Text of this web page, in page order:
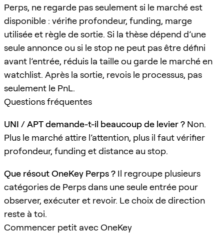
Perps, ne regarde pas seulement si le marché est
disponible : vérifie profondeur, funding, marge
utilisée et règle de sortie. Si la thèse dépend d’une
seule annonce ou si le stop ne peut pas être défini
avant l’entrée, réduis la taille ou garde le marché en
watchlist. Après la sortie, revois le processus, pas
seulement le PnL.
Questions fréquentes
UNI / APT demande-t-il beaucoup de levier ? Non.
Plus le marché attire l’attention, plus il faut vérifier
profondeur, funding et distance au stop.
Que résout OneKey Perps ? Il regroupe plusieurs
catégories de Perps dans une seule entrée pour
observer, exécuter et revoir. Le choix de direction
reste à toi.
Commencer petit avec OneKey